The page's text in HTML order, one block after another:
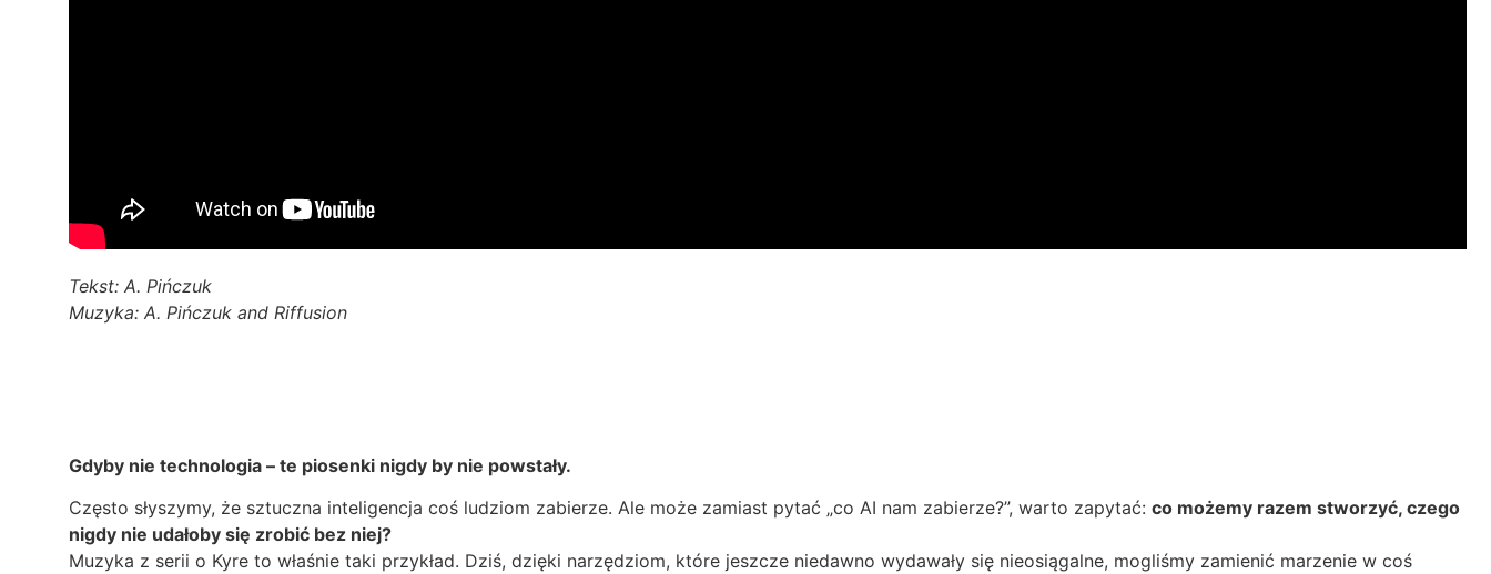
Tekst: A. Pińczuk
Muzyka: A. Pińczuk and Riffusion
Gdyby nie technologia – te piosenki nigdy by nie powstały.
Często słyszymy, że sztuczna inteligencja coś ludziom zabierze. Ale może zamiast pytać „co AI nam zabierze?”, warto zapytać: co możemy razem stworzyć, czego
nigdy nie udałoby się zrobić bez niej?
Muzyka z serii o Kyre to właśnie taki przykład. Dziś, dzięki narzędziom, które jeszcze niedawno wydawały się nieosiągalne, mogliśmy zamienić marzenie w coś